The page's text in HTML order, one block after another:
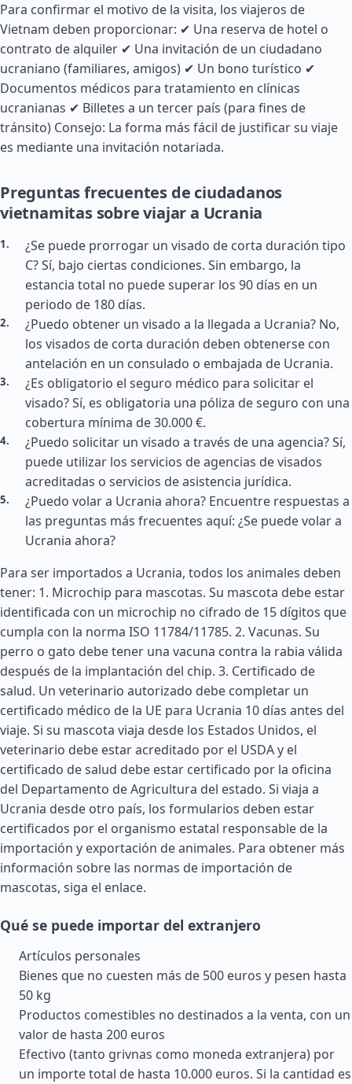
Para confirmar el motivo de la visita, los viajeros de
Vietnam deben proporcionar: ✔ Una reserva de hotel o
contrato de alquiler ✔ Una invitación de un ciudadano
ucraniano (familiares, amigos) ✔ Un bono turístico ✔
Documentos médicos para tratamiento en clínicas
ucranianas ✔ Billetes a un tercer país (para fines de
tránsito) Consejo: La forma más fácil de justificar su viaje
es mediante una invitación notariada.
Preguntas frecuentes de ciudadanos
vietnamitas sobre viajar a Ucrania
¿Se puede prorrogar un visado de corta duración tipo
C? Sí, bajo ciertas condiciones. Sin embargo, la
estancia total no puede superar los 90 días en un
periodo de 180 días.
¿Puedo obtener un visado a la llegada a Ucrania? No,
los visados de corta duración deben obtenerse con
antelación en un consulado o embajada de Ucrania.
¿Es obligatorio el seguro médico para solicitar el
visado? Sí, es obligatoria una póliza de seguro con una
cobertura mínima de 30.000 €.
¿Puedo solicitar un visado a través de una agencia? Sí,
puede utilizar los servicios de agencias de visados
acreditadas o servicios de asistencia jurídica.
¿Puedo volar a Ucrania ahora? Encuentre respuestas a
las preguntas más frecuentes aquí: ¿Se puede volar a
Ucrania ahora?
Para ser importados a Ucrania, todos los animales deben
tener: 1. Microchip para mascotas. Su mascota debe estar
identificada con un microchip no cifrado de 15 dígitos que
cumpla con la norma ISO 11784/11785. 2. Vacunas. Su
perro o gato debe tener una vacuna contra la rabia válida
después de la implantación del chip. 3. Certificado de
salud. Un veterinario autorizado debe completar un
certificado médico de la UE para Ucrania 10 días antes del
viaje. Si su mascota viaja desde los Estados Unidos, el
veterinario debe estar acreditado por el USDA y el
certificado de salud debe estar certificado por la oficina
del Departamento de Agricultura del estado. Si viaja a
Ucrania desde otro país, los formularios deben estar
certificados por el organismo estatal responsable de la
importación y exportación de animales. Para obtener más
información sobre las normas de importación de
mascotas, siga el enlace.
Qué se puede importar del extranjero
Artículos personales
Bienes que no cuesten más de 500 euros y pesen hasta
50 kg
Productos comestibles no destinados a la venta, con un
valor de hasta 200 euros
Efectivo (tanto grivnas como moneda extranjera) por
un importe total de hasta 10.000 euros. Si la cantidad es